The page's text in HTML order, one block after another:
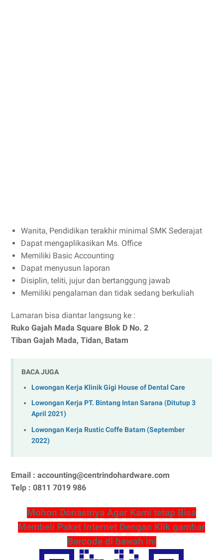
Wanita, Pendidikan terakhir minimal SMK Sederajat
Dapat mengaplikasikan Ms. Office
Memiliki Basic Accounting
Dapat menyusun laporan
Disiplin, teliti, jujur dan bertanggung jawab
Memiliki pengalaman dan tidak sedang berkuliah
Lamaran bisa diantar langsung ke :
Ruko Gajah Mada Square Blok D No. 2
Tiban Gajah Mada, Tidan, Batam
BACA JUGA
Lowongan Kerja Klinik Gigi House of Dental Care
Lowongan Kerja PT. Bintang Intan Sarana (Ditutup 3
April 2021)
Lowongan Kerja Rustic Coffe Batam (September
2022)
Email : accounting@centrindohardware.com
Telp : 0811 7019 986
Mohon Donasinya Agar Kami tetap Bisa
Membeli Paket Internet Dengan Klik gambar
Barcode di bawah ini